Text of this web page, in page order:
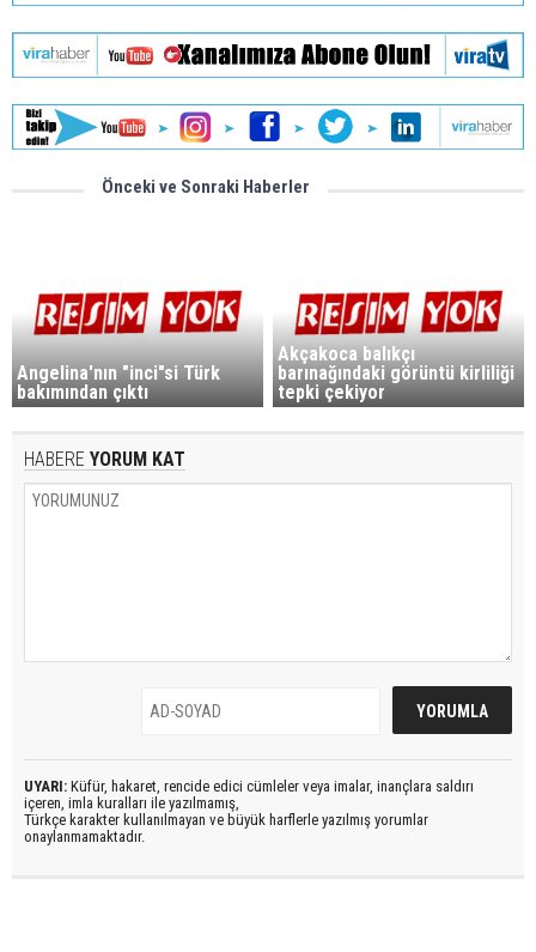
Önceki ve Sonraki Haberler
Angelina'nın "inci"si Türk
bakımından çıktı
Akçakoca balıkçı
barınağındaki görüntü kirliliği
tepki çekiyor
HABERE YORUM KAT
UYARI: Küfür, hakaret, rencide edici cümleler veya imalar, inançlara saldırı
içeren, imla kuralları ile yazılmamış,
Türkçe karakter kullanılmayan ve büyük harflerle yazılmış yorumlar
onaylanmamaktadır.